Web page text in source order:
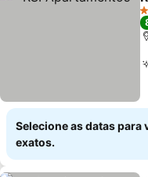
4
Selecione as datas para
exatos.